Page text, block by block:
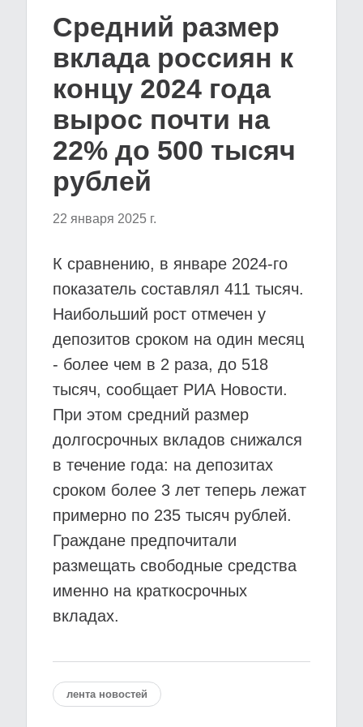
Средний размер
вклада россиян к
концу 2024 года
вырос почти на
22% до 500 тысяч
рублей
22 января 2025 г.
К сравнению, в январе 2024-го
показатель составлял 411 тысяч.
Наибольший рост отмечен у
депозитов сроком на один месяц
- более чем в 2 раза, до 518
тысяч, сообщает РИА Новости.
При этом средний размер
долгосрочных вкладов снижался
в течение года: на депозитах
сроком более 3 лет теперь лежат
примерно по 235 тысяч рублей.
Граждане предпочитали
размещать свободные средства
именно на краткосрочных
вкладах.
лента новостей